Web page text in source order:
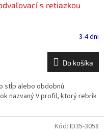
s retiazkou
3-4 dni
Do košíka
stĺp alebo obdobnú
nazvaný V profil, ktorý rebrík
Kód: ID35-3058